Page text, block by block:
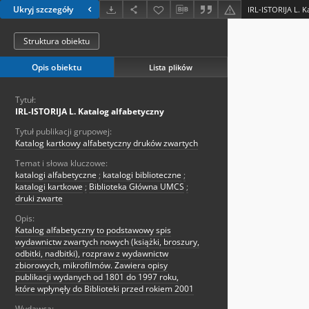
Ukryj szczegóły IRL-ISTORIJA L.
Struktura obiektu
Opis obiektu Lista plików
Tytuł:
IRL-ISTORIJA L. Katalog alfabetyczny
Tytuł publikacji grupowej:
Katalog kartkowy alfabetyczny druków zwartych
Temat i słowa kluczowe:
katalogi alfabetyczne ; katalogi biblioteczne ;
katalogi kartkowe ; Biblioteka Główna UMCS ;
druki zwarte
Opis:
Katalog alfabetyczny to podstawowy spis
wydawnictw zwartych nowych (książki, broszury,
odbitki, nadbitki), rozpraw z wydawnictw
zbiorowych, mikrofilmów. Zawiera opisy
publikacji wydanych od 1801 do 1997 roku,
które wpłynęły do Biblioteki przed rokiem 2001